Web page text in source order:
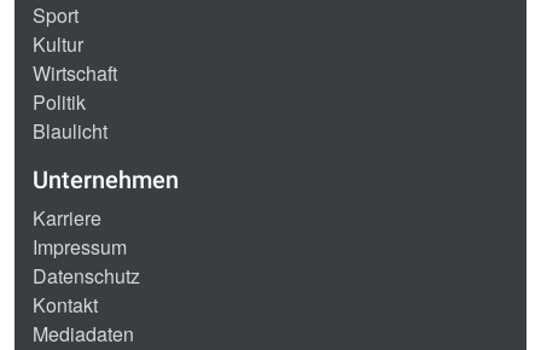
Sport
Kultur
Wirtschaft
Politik
Blaulicht
Unternehmen
Karriere
Impressum
Datenschutz
Kontakt
Mediadaten